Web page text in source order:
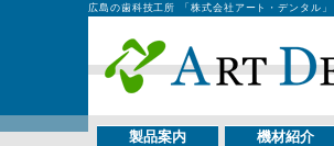
広島の歯科技工所 「株式会社アート・デンタル」
製品案内 機材紹介